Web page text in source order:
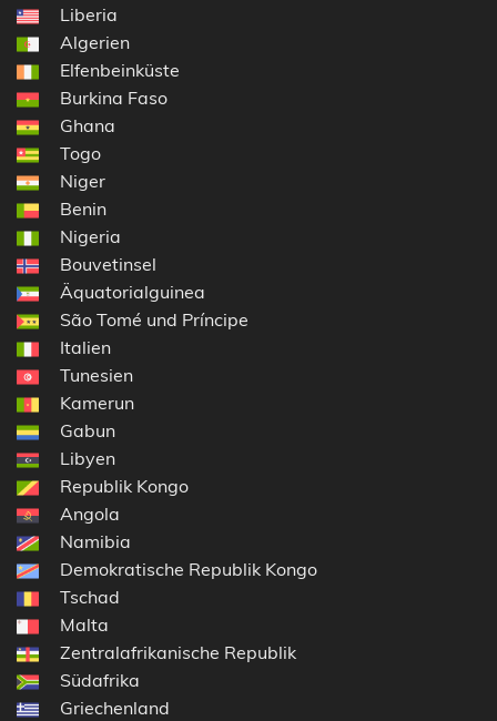
Liberia
Algerien
Elfenbeinküste
Burkina Faso
Ghana
Togo
Niger
Benin
Nigeria
Bouvetinsel
Äquatorialguinea
São Tomé und Príncipe
Italien
Tunesien
Kamerun
Gabun
Libyen
Republik Kongo
Angola
Namibia
Demokratische Republik Kongo
Tschad
Malta
Zentralafrikanische Republik
Südafrika
Griechenland